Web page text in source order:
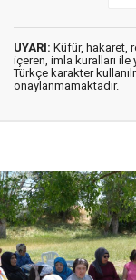
UYARI: Küfür, hakaret,
içeren, imla kuralları ile
Türkçe karakter
onaylanmamaktadır.